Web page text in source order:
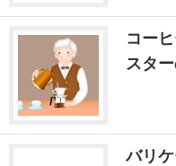
コー
スタ
バリ